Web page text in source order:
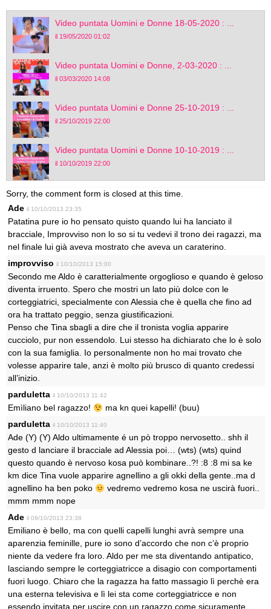
Video puntata Uomini e Donne 18-05-2020 : ...
il 19/05/2020 01:02
Video puntata Uomini e Donne, 2-03-2020 : ...
il 03/03/2020 14:08
Video puntata Uomini e Donne 25-10-2019 : ...
il 25/10/2019 22:00
Video puntata Uomini e Donne 10-10-2019 : ...
il 10/10/2019 22:00
Sorry, the comment form is closed at this time.
Ade il 10/10/2013 23:35
Patatina pure io ho pensato quisto quando lui ha lanciato il
bracciale, Improvviso non lo so si tu vedevi il trono dei ragazzi, ma
nel finale lui già aveva mostrato che aveva un caraterino.
improvviso il 10/10/2013 15:00
Secondo me Aldo è caratterialmente orgoglioso e quando è geloso
diventa irruento. Spero che mostri un lato più dolce con le
corteggiatrici, specialmente con Alessia che è quella che fino ad
ora ha trattato peggio, senza giustificazioni.
Penso che Tina sbagli a dire che il tronista voglia apparire
cucciolo, pur non essendolo. Lui stesso ha dichiarato che lo è solo
con la sua famiglia. Io personalmente non ho mai trovato che
volesse apparire tale, anzi è molto più brusco di quanto credessi
all’inizio.
parduletta il 10/10/2013 11:42
Emìliano bel ragazzo!
ma kn quei kapelli! (buu)
parduletta il 10/10/2013 11:40
Ade (Y) (Y) Aldo ultimamente é un pò troppo nervosetto.. shh il
gesto d lanciare il bracciale ad Alessia poi… (wts) (wts) quind
questo quando è nervoso kosa può kombinare..?! :8 :8 mi sa ke
km dice Tina vuole apparire agnellino a gli okki della gente..ma d
agnellino ha ben poko
vedremo vedremo kosa ne uscirà fuori..
mmm mmm nope
Ade il 09/10/2013 23:38
Emiliano è bello, ma con quelli capelli lunghi avrà sempre una
aparenzia feminille, pure io sono d’accordo che non c’è proprio
niente da vedere fra loro. Aldo per me sta diventando antipatico,
lasciando sempre le corteggiatricce a disagio con comportamenti
fuori luogo. Chiaro che la ragazza ha fatto massagio lì perchè era
una esterna televisiva e lì lei sta come corteggiatricce e non
essendo invitata per uscire con un ragazzo come sicuramente